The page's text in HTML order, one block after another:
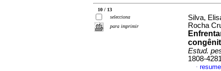
10 / 13
selecciona
para imprimir
Silva,
Rocha
Estud.
1808-
·